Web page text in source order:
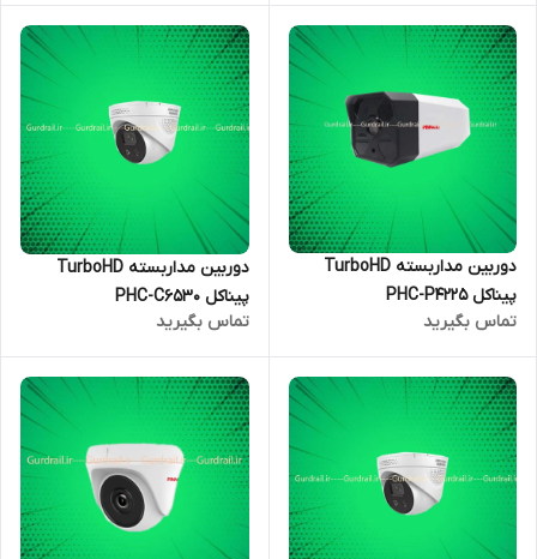
دوربین مداربسته TurboHD
پیناکل PHC-P4225
تماس بگیرید
دوربین مداربسته TurboHD
پیناکل PHC-C6530
تماس بگیرید